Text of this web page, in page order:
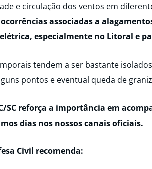
e circulação dos ventos em
associadas a
especialmente no Litoral e
tendem a ser bastante
pontos e eventual queda de
SC reforça a importância em
dias nos nossos canais oficiais.
Civil recomenda: